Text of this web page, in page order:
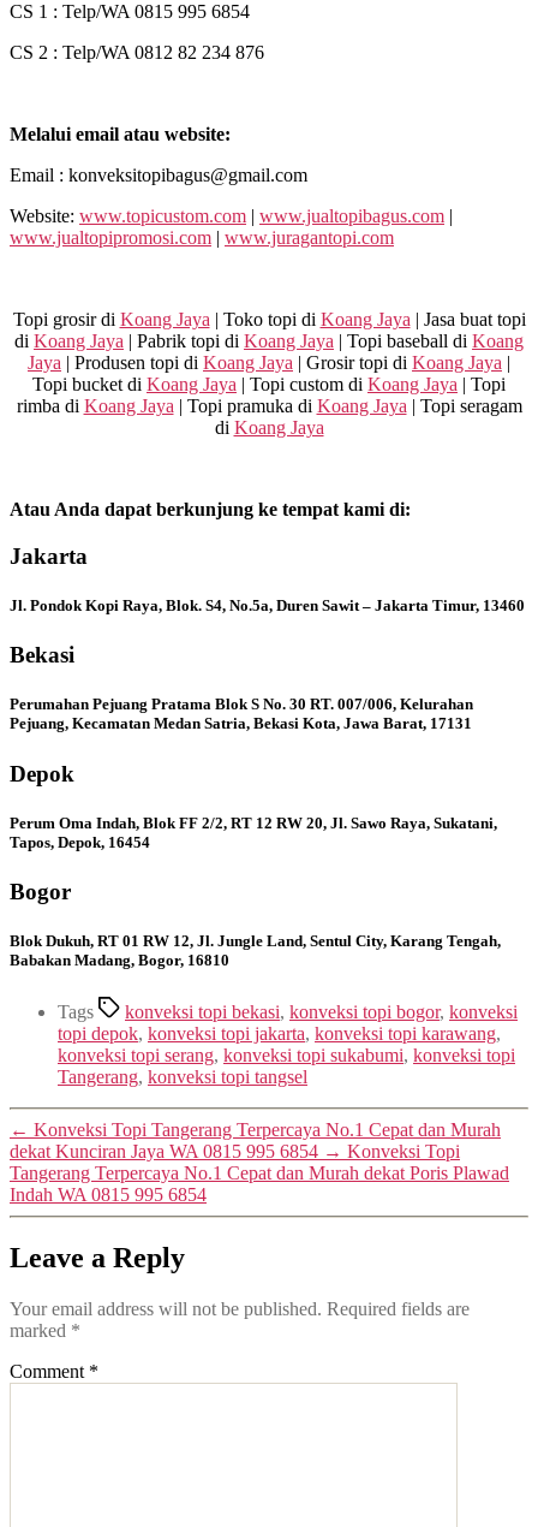
CS 1 : Telp/WA 0815 995 6854
CS 2 : Telp/WA 0812 82 234 876
Melalui email atau website:
Email : konveksitopibagus@gmail.com
Website: www.topicustom.com | www.jualtopibagus.com |
www.jualtopipromosi.com | www.juragantopi.com
Topi grosir di Koang Jaya | Toko topi di Koang Jaya | Jasa buat topi
di Koang Jaya | Pabrik topi di Koang Jaya | Topi baseball di Koang
Jaya | Produsen topi di Koang Jaya | Grosir topi di Koang Jaya |
Topi bucket di Koang Jaya | Topi custom di Koang Jaya | Topi
rimba di Koang Jaya | Topi pramuka di Koang Jaya | Topi seragam
di Koang Jaya
Atau Anda dapat berkunjung ke tempat kami di:
Jakarta
Jl. Pondok Kopi Raya, Blok. S4, No.5a, Duren Sawit – Jakarta Timur, 13460
Bekasi
Perumahan Pejuang Pratama Blok S No. 30 RT. 007/006, Kelurahan
Pejuang, Kecamatan Medan Satria, Bekasi Kota, Jawa Barat, 17131
Depok
Perum Oma Indah, Blok FF 2/2, RT 12 RW 20, Jl. Sawo Raya, Sukatani,
Tapos, Depok, 16454
Bogor
Blok Dukuh, RT 01 RW 12, Jl. Jungle Land, Sentul City, Karang Tengah,
Babakan Madang, Bogor, 16810
Tags konveksi topi bekasi, konveksi topi bogor, konveksi
topi depok, konveksi topi jakarta, konveksi topi karawang,
konveksi topi serang, konveksi topi sukabumi, konveksi topi
Tangerang, konveksi topi tangsel
← Konveksi Topi Tangerang Terpercaya No.1 Cepat dan Murah
dekat Kunciran Jaya WA 0815 995 6854 → Konveksi Topi
Tangerang Terpercaya No.1 Cepat dan Murah dekat Poris Plawad
Indah WA 0815 995 6854
Leave a Reply
Your email address will not be published. Required fields are
marked *
Comment *